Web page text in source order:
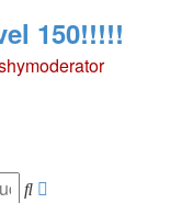
150!!!!!
Suche